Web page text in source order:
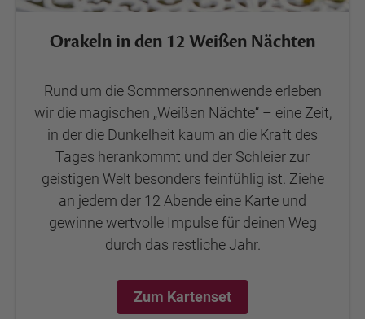
Orakeln in den 12 Weißen Nächten
Rund um die Sommersonnenwende erleben
wir die magischen „Weißen Nächte“ – eine Zeit,
in der die Dunkelheit kaum an die Kraft des
Tages herankommt und der Schleier zur
geistigen Welt besonders feinfühlig ist. Ziehe
an jedem der 12 Abende eine Karte und
gewinne wertvolle Impulse für deinen Weg
durch das restliche Jahr.
Zum Kartenset